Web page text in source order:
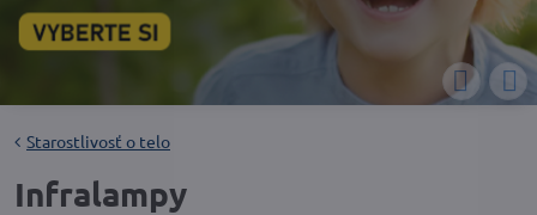
Starostlivosť o telo
Infralampy